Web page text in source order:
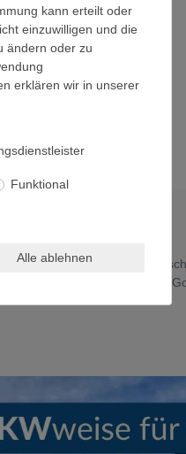
kann aufgrund ihrer
Sie die Verwendung von
kann erteilt oder
einzuwilligen und die
ändern oder zu
erklären wir in unserer
Funktional
Alle ablehnen